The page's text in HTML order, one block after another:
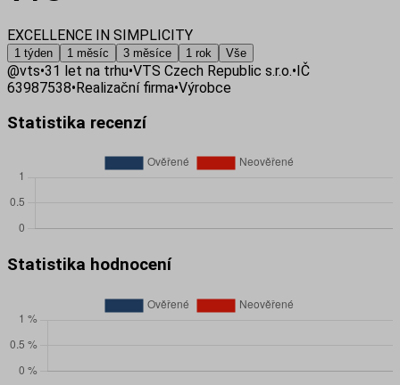
EXCELLENCE IN SIMPLICITY
1 týden 1 měsíc 3 měsíce 1 rok Vše
@vts•31 let na trhu•VTS Czech Republic s.r.o.•IČ
63987538•Realizační firma•Výrobce
Statistika recenzí
Statistika hodnocení